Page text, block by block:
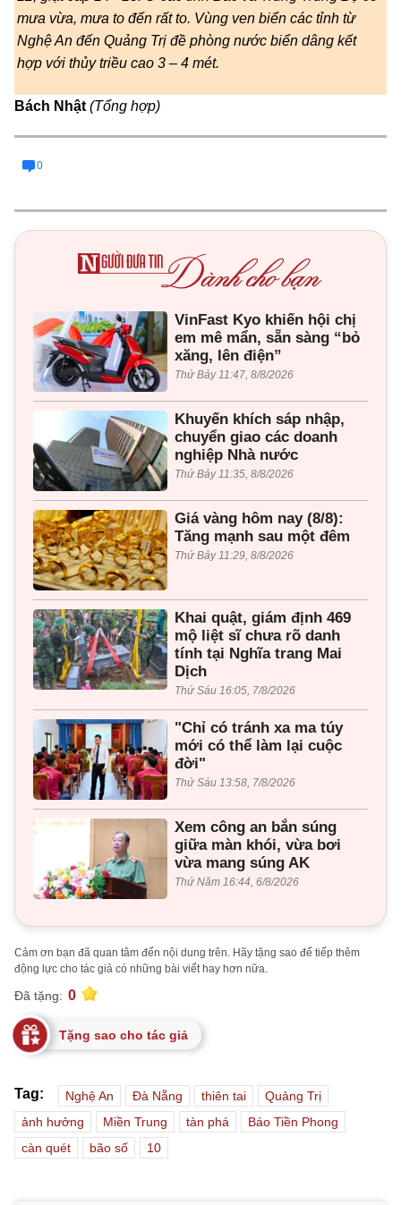
mưa vừa, mưa to đến rất to. Vùng ven biển các tỉnh từ
Nghệ An đến Quảng Trị đề phòng nước biển dâng kết
hợp với thủy triều cao 3 – 4 mét.
Bách Nhật(Tổng hợp)
0
VinFast Kyo khiến hội chị
em mê mẩn, sẵn sàng “bỏ
xăng, lên điện”
Thứ Bảy 11:47, 8/8/2026
Khuyến khích sáp nhập,
chuyển giao các doanh
nghiệp Nhà nước
Thứ Bảy 11:35, 8/8/2026
Giá vàng hôm nay (8/8):
Tăng mạnh sau một đêm
Thứ Bảy 11:29, 8/8/2026
Khai quật, giám định 469
mộ liệt sĩ chưa rõ danh
tính tại Nghĩa trang Mai
Dịch
Thứ Sáu 16:05, 7/8/2026
"Chỉ có tránh xa ma túy
mới có thể làm lại cuộc
đời"
Thứ Sáu 13:58, 7/8/2026
Xem công an bắn súng
giữa màn khói, vừa bơi
vừa mang súng AK
Thứ Năm 16:44, 6/8/2026
Cảm ơn bạn đã quan tâm đến nội dung trên. Hãy tặng sao để tiếp thêm
động lực cho tác giả có những bài viết hay hơn nữa.
Đã tặng: 0
Tặng sao cho tác giả
Tag: Nghệ An Đà Nẵng thiên tai
Quảng Trị
ảnh hưởng
Miền Trung tàn phá
Báo Tiền Phong
càn quét
bão số 10